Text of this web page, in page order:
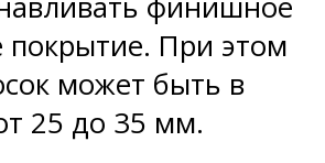
покрытие. При этом
может быть в
25 до 35 мм.